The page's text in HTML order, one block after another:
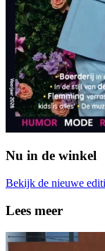
Nu in de winkel
Bekijk de nieuwe
Lees meer